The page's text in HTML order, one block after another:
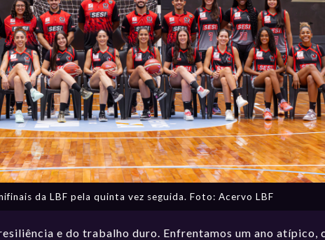
da LBF pela quinta vez seguida. Foto: Acervo LBF
e do trabalho duro. Enfrentamos um ano atípico,